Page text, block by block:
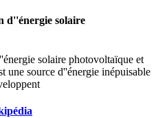
d''énergie solaire
solaire photovoltaïque et
une source d''énergie inépuisable